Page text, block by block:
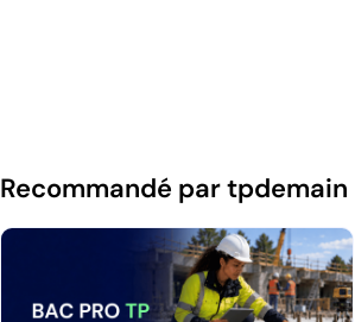
Recommandé par tpdemain